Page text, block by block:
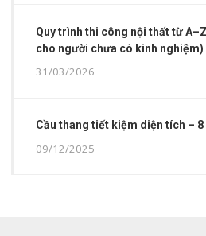
Quy trình thi công nội thất từ
cho người chưa có kinh nghiệm)
31/03/2026
Cầu thang tiết kiệm diện tích – 8
09/12/2025